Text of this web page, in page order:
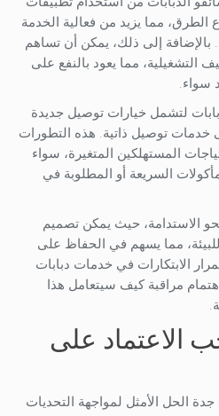
الطرق، مما يزيد من فعالية الخدمة
بالإضافة إلى ذلك، يمكن أن تساهم
التشغيلية، مما يعود بالنفع على
سواء.
لتشمل خيارات توصيل جديدة
خدمات توصيل ذاتية. هذه التطورات
المستهلكين المتغيرة، سواء
السريعة أو المطلوبة في
الاستدامة، حيث يمكن تصميم
مما يسهم في الحفاظ على
الابتكارات في خدمات دبابات
مراقبة كيف سيتعامل هذا
الاعتماد على
الحل الأمثل لمواجهة التحديات